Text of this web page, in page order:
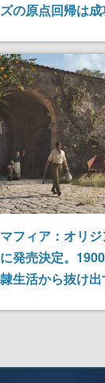
の原点回帰は
んでもなく美し
では無料配布
マフィア：オリ
発売決定。
生活から抜け
賭けるアクショ